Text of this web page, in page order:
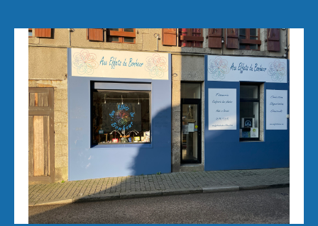
Aux Effets du Bonheur Laetitia Pertriaux 3 rue
de la Tour 29870 Lannilis 06/43/34/20/40
auxeffetsdubonheur@kmel.bzh